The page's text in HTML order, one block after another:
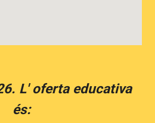
L'oferta educativa
és: